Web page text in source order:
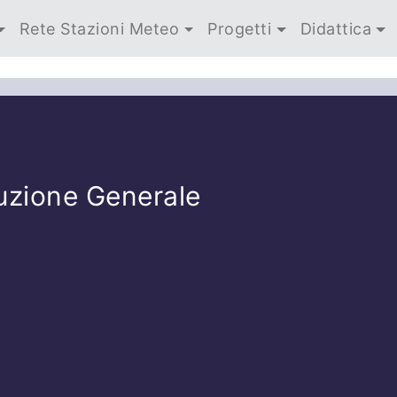
Rete Stazioni Meteo Progetti Didattica
Generale